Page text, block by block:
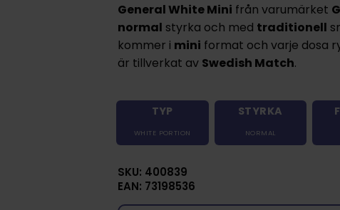
General White Mini från varumärket
normal styrka och med traditionell
kommer i mini format och varje dosa
är tillverkat av Swedish Match.
TYP
WHITE PORTION
STYRKA
NORMAL
SKU: 400839
EAN: 73198536